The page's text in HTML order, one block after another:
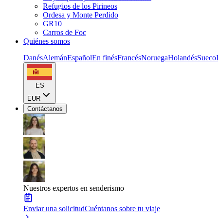
Refugios de los Pirineos
Ordesa y Monte Perdido
GR10
Carros de Foc
Quiénes somos
DanésAlemánEspañolEn finésFrancésNoruegaHolandésSueco
ES
EUR
Contáctanos
Nuestros expertos en senderismo
Enviar una solicitudCuéntanos sobre tu viaje